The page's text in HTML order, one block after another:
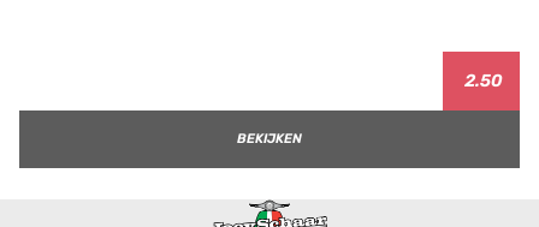
2.50
BEKIJKEN